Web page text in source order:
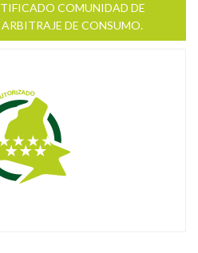
COMUNIDAD DE
DE CONSUMO.